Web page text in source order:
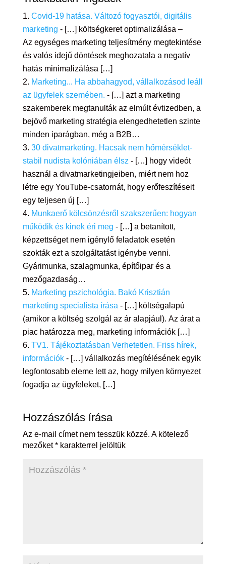
Covid-19 hatása. Változó fogyasztói, digitális
marketing - […] költségkeret optimalizálása –
Az egységes marketing teljesítmény megtekintése
és valós idejű döntések meghozatala a negatív
hatás minimalizálása […]
Marketing... Ha abbahagyod, vállalkozásod leáll
az ügyfelek szemében. - […] azt a marketing
szakemberek megtanulták az elmúlt évtizedben, a
bejövő marketing stratégia elengedhetetlen szinte
minden iparágban, még a B2B…
30 divatmarketing. Hacsak nem hőmérséklet-
stabil nudista kolóniában élsz - […] hogy videót
használ a divatmarketingjeiben, miért nem hoz
létre egy YouTube-csatornát, hogy erőfeszítéseit
egy teljesen új […]
Munkaerő kölcsönzésről szakszerűen: hogyan
működik és kinek éri meg - […] a betanított,
képzettséget nem igénylő feladatok esetén
szokták ezt a szolgáltatást igénybe venni.
Gyárimunka, szalagmunka, építőipar és a
mezőgazdaság…
Marketing pszichológia. Bakó Krisztián
marketing specialista írása - […] költségalapú
(amikor a költség szolgál az ár alapjául). Az árat a
piac határozza meg, marketing információk […]
TV1. Tájékoztatásban Verhetetlen. Friss hírek,
információk- […] vállalkozás megítélésének egyik
legfontosabb eleme lett az, hogy milyen környezet
fogadja az ügyfeleket, […]
Hozzászólás írása
Az e-mail címet nem tesszük közzé. A kötelező
mezőket*karakterrel jelöltük